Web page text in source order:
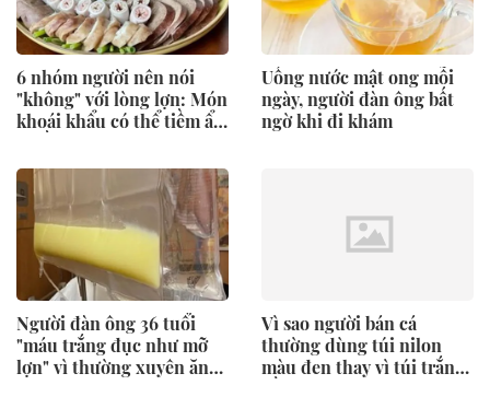
6 nhóm người nên nói
"không" với lòng lợn: Món
khoái khẩu có thể tiềm ẩn
Uống nước mật ong mỗi
ngày, người đàn ông bất
ngờ khi đi khám
Người đàn ông 36 tuổi
"máu trắng đục như mỡ
lợn" vì thường xuyên ăn
Vì sao người bán cá
thường dùng túi nilon
màu đen thay vì túi trắng,